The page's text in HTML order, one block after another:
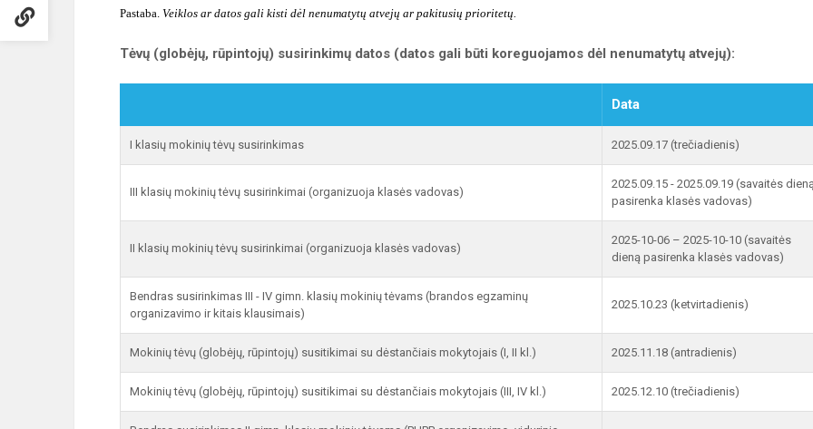
Pastaba. Veiklos ar datos gali kisti dėl nenumatytų atvejų ar pakitusių prioritetų.
Tėvų (globėjų, rūpintojų) susirinkimų datos (datos gali būti koreguojamos dėl nenumatytų atvejų):
Data
I klasių mokinių tėvų susirinkimas 2025.09.17 (trečiadienis)
III klasių mokinių tėvų susirinkimai (organizuoja klasės vadovas)
2025.09.15 - 2025.09.19 (savaitės
pasirenka klasės vadovas)
II klasių mokinių tėvų susirinkimai (organizuoja klasės vadovas)
2025-10-06 – 2025-10-10 (savaitės
dieną pasirenka klasės vadovas)
Bendras susirinkimas III - IV gimn. klasių mokinių tėvams (brandos egzaminų
organizavimo ir kitais klausimais)
2025.10.23 (ketvirtadienis)
Mokinių tėvų (globėjų, rūpintojų) susitikimai su dėstančiais mokytojais (I, II kl.) 2025.11.18 (antradienis)
Mokinių tėvų (globėjų, rūpintojų) susitikimai su dėstančiais mokytojais (III, IV kl.) 2025.12.10 (trečiadienis)